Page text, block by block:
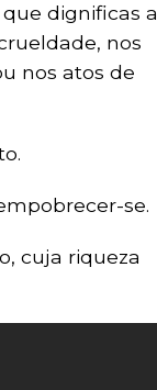
dignificas a
nos
nos atos de
se.
cuja riqueza